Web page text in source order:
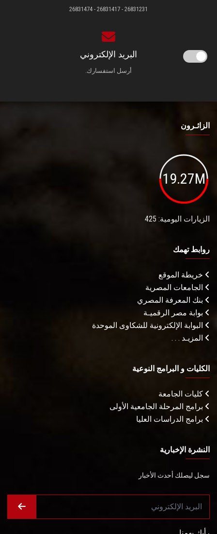
26831231 - 26831417 - 26831474
البريد الإلكتروني
أرسل استفسارك.
الزائـرون
19.27M
الزيارات اليومية: 425
روابط تهمك
خريطة الموقع
الجامعات المصرية
بنك المعرفة المصري
بوابة مصر الرقميـة
البوابة الإلكترونية للشكاوى الموحدة
المزيـد . . .
الكليات و البرامج النوعية
كليات الجامعة
برامج المرحلة الجامعية الأولى
برامج الدراسات العليا
النشرة الإخبارية
سجل ليصلك أحدث الأخبار